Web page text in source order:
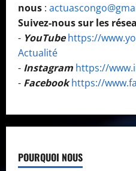
nous :
Suivez-nous sur les
- YouTube https://
Actualité
- Instagram https://
- Facebook https://
POURQUOI NOUS